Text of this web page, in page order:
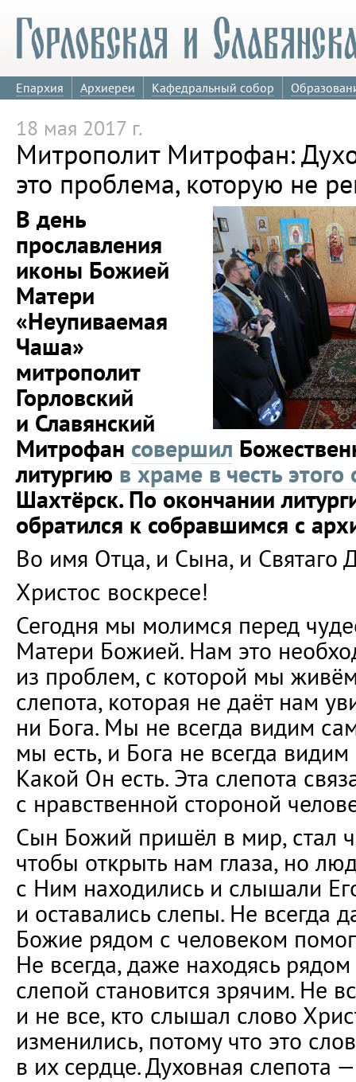
Епархия Архиереи Кафедральный собор
18 мая 2017 г.
Митрополит Митрофан:
это проблема, которую не
В день
прославления
иконы Божией
Матери
«Неупиваемая
Чаша»
митрополит
Горловский
и Славянский
Митрофан совершил
литургию в храме в честь
Шахтёрск. По окончании
обратился к собравшимся с
Во имя Отца, и Сына, и Святаго
Христос воскресе!
Сегодня мы молимся перед
Матери Божией. Нам это
из проблем, с которой мы
слепота, которая не даёт нам
ни Бога. Мы не всегда видим
мы есть, и Бога не всегда
Какой Он есть. Эта слепота
с нравственной стороной
Сын Божий пришёл в мир, стал
чтобы открыть нам глаза, но
с Ним находились и слышали
и оставались слепы. Не всегда
Божие рядом с человеком
Не всегда, даже находясь
слепой становится зрячим. Не
и не все, кто слышал слово
изменились, потому что это
в их сердце. Духовная слепота